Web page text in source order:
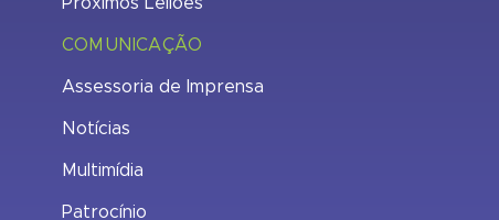
Próximos Leilões
COMUNICAÇÃO
Assessoria de Imprensa
Notícias
Multimídia
Patrocínio